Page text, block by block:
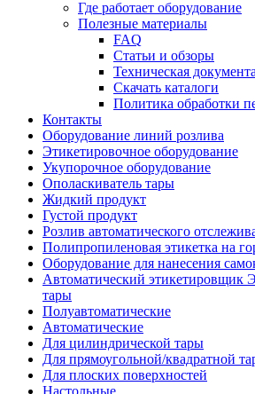
Где работает оборудование
Полезные материалы
FAQ
Статьи и обзоры
Техническая
Скачать каталоги
Политика обработки
Контакты
Оборудование линий розлива
Этикетировочное оборудование
Укупорочное оборудование
Ополаскиватель тары
Жидкий продукт
Густой продукт
Розлив автоматического
Полипропиленовая этикетка на
Оборудование для нанесения
Автоматический этикетировщик
тары
Полуавтоматические
Автоматические
Для цилиндрической тaры
Для прямоугoльной/квадратной
Для плoских поверхностей
Настольные